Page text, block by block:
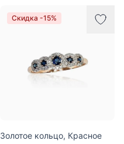
Скидка -15%
Золотое кольцо, Красное